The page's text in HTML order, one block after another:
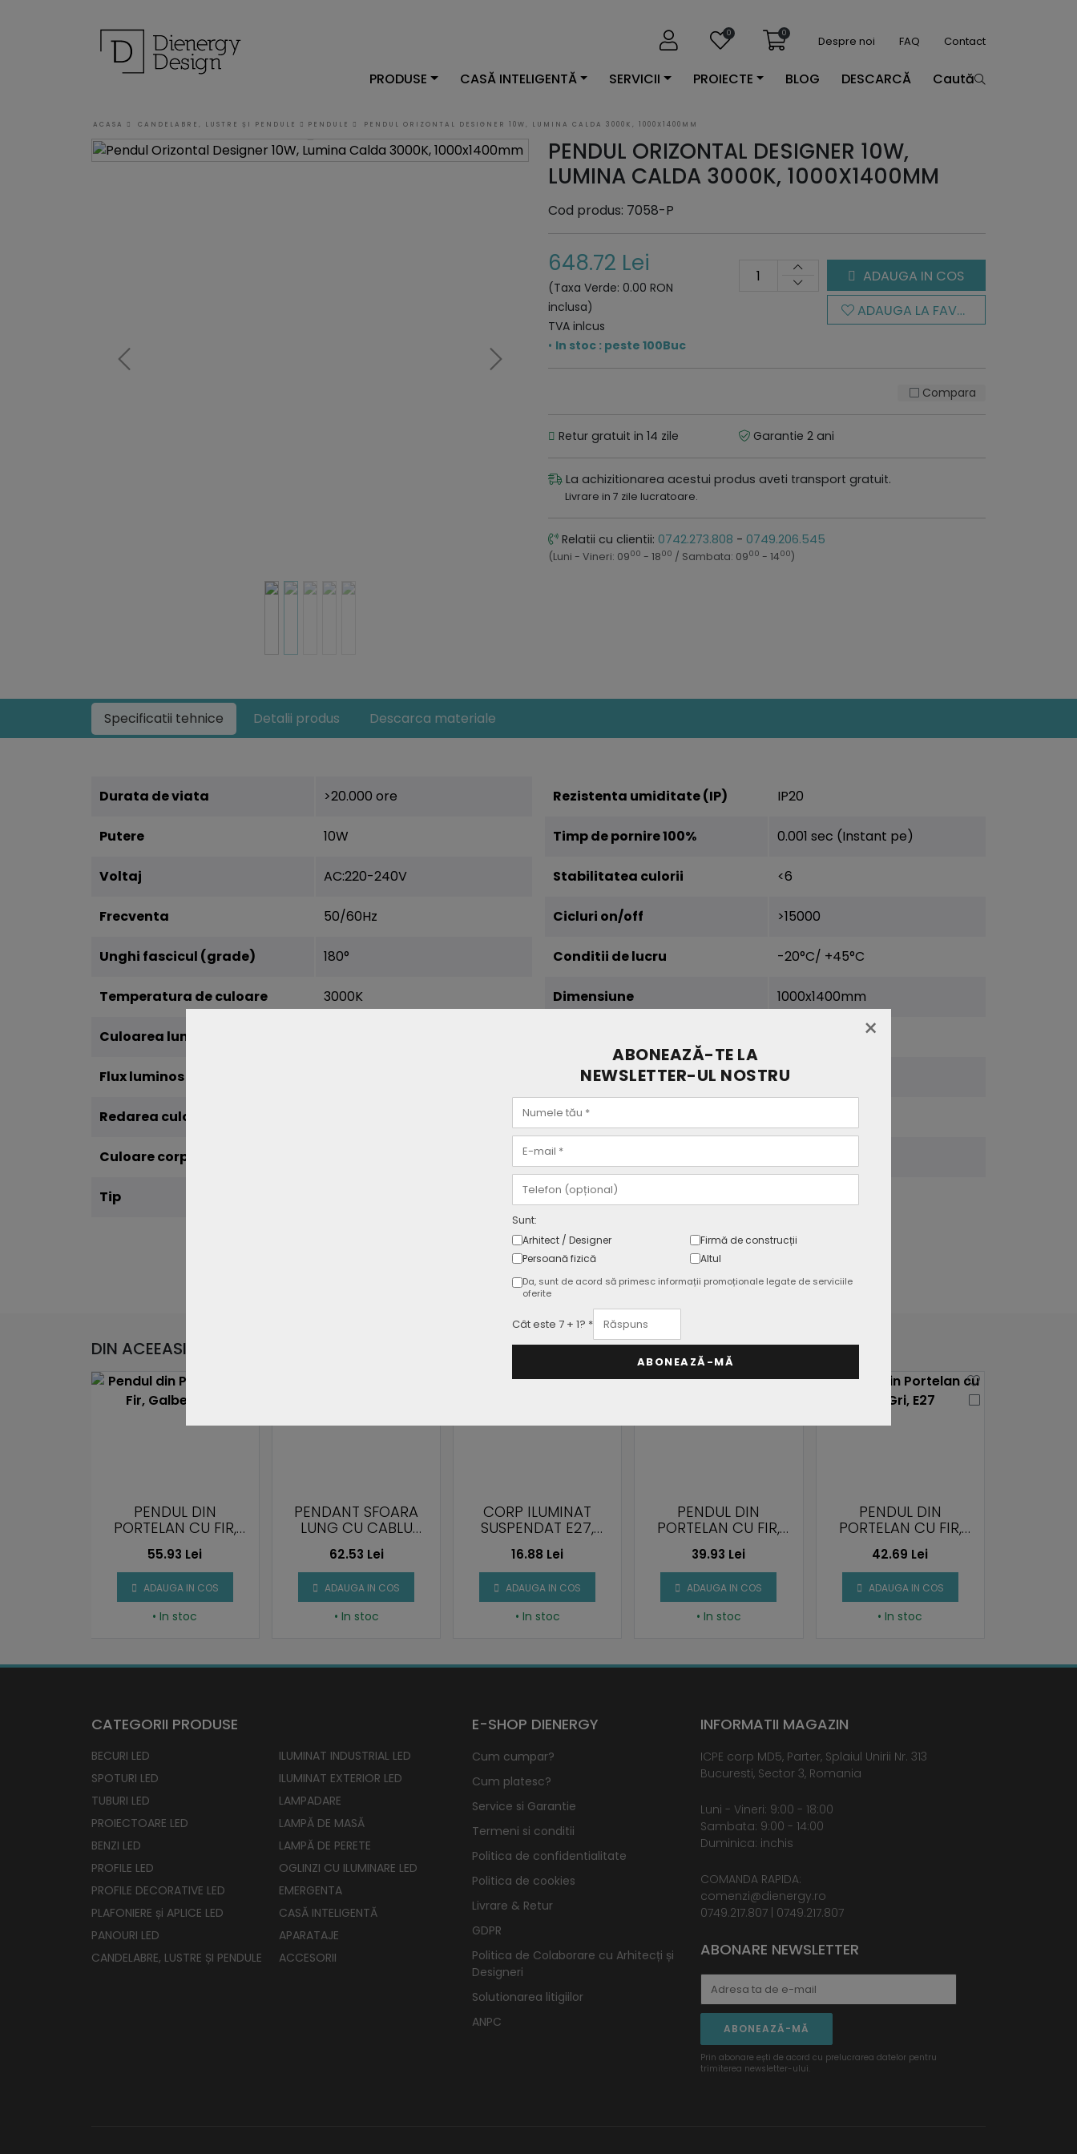
0 0
Despre noi FAQ Contact
PRODUSE CASĂ INTELIGENTĂ SERVICII PROIECTE BLOG DESCARCĂ Caută
ACASA CANDELABRE, LUSTRE ȘI PENDULE PENDULE PENDUL ORIZONTAL DESIGNER 10W, LUMINA CALDA 3000K, 1000X1400MM
PENDUL ORIZONTAL DESIGNER 10W,
LUMINA CALDA 3000K, 1000X1400MM
Cod produs: 7058-P
648.72 Lei
(Taxa Verde: 0.00 RON
inclusa)
TVA inlcus
• In stoc : peste 100Buc
ADAUGA IN COS
ADAUGA LA FAVORITE
Compara
Retur gratuit in 14 zile Garantie 2 ani
La achizitionarea acestui produs aveti transport gratuit.
Livrare in 7 zile lucratoare.
Relatii cu clientii: 0742.273.808 - 0749.206.545
(Luni - Vineri: 0900 - 1800 / Sambata: 0900 - 1400)
Specificatii tehnice Detalii produs Descarca materiale
Durata de viata >20.000 ore
Putere 10W
Voltaj AC:220-240V
Frecventa 50/60Hz
Unghi fascicul (grade) 180°
Temperatura de culoare 3000K
Culoarea luminii
Flux luminos
Redarea culorilor CRI
Culoare corp
Tip
Rezistenta umiditate (IP) IP20
Timp de pornire 100% 0.001 sec (Instant pe)
Stabilitatea culorii <6
Cicluri on/off >15000
Conditii de lucru -20°C/ +45°C
Dimensiune 1000x1400mm
Clasa energetica E
Certificari
Garantie
DIN ACEEASI CATEGORIE
PENDUL DIN
PORTELAN CU FIR,
GALBEN, E27
55.93 Lei
ADAUGA IN COS
• In stoc
PENDANT SFOARA
LUNG CU CABLU
1,5M, E27
62.53 Lei
ADAUGA IN COS
• In stoc
CORP ILUMINAT
SUSPENDAT E27,
VERDE
16.88 Lei
ADAUGA IN COS
• In stoc
PENDUL DIN
PORTELAN CU FIR,
MARO, E27
39.93 Lei
ADAUGA IN COS
• In stoc
PENDUL DIN
PORTELAN CU FIR,
GRI, E27
42.69 Lei
ADAUGA IN COS
• In stoc
CATEGORII PRODUSE
BECURI LED
SPOTURI LED
TUBURI LED
PROIECTOARE LED
BENZI LED
PROFILE LED
PROFILE DECORATIVE LED
PLAFONIERE și APLICE LED
PANOURI LED
CANDELABRE, LUSTRE ȘI PENDULE
ILUMINAT INDUSTRIAL LED
ILUMINAT EXTERIOR LED
LAMPADARE
LAMPĂ DE MASĂ
LAMPĂ DE PERETE
OGLINZI CU ILUMINARE LED
EMERGENTA
CASĂ INTELIGENTĂ
APARATAJE
ACCESORII
E-SHOP DIENERGY
Cum cumpar?
Cum platesc?
Service si Garantie
Termeni si conditii
Politica de confidentialitate
Politica de cookies
Livrare & Retur
GDPR
Politica de Colaborare cu Arhitecți și
Designeri
Solutionarea litigiilor
ANPC
INFORMATII MAGAZIN
ICPE corp MD5, Parter, Splaiul Unirii Nr. 313
Bucuresti, Sector 3, Romania
Luni - Vineri: 9:00 - 18:00
Sambata: 9:00 - 14:00
Duminica: inchis
COMANDA RAPIDA:
comenzi@dienergy.ro
0749.217.807 0749.217.807
ABONARE NEWSLETTER
ABONEAZĂ-MĂ
Prin abonare ești de acord cu prelucrarea datelor pentru
trimiterea newsletter-ului.
×
ABONEAZĂ-TE LA
NEWSLETTER-UL NOSTRU
Sunt:
Arhitect / Designer
Firmă de construcții
Persoană fizică
Altul
Da, sunt de acord să primesc informații promoționale legate de serviciile
oferite
Cât este 7 + 1? *
ABONEAZĂ-MĂ